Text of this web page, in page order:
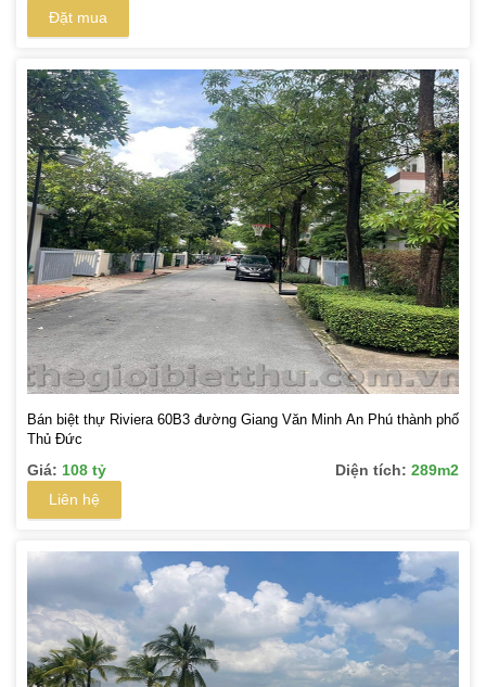
Đặt mua
Bán biệt thự Riviera 60B3 đường Giang Văn Minh An Phú thành phố
Thủ Đức
Giá: 108 tỷ Diện tích: 289m2
Liên hệ